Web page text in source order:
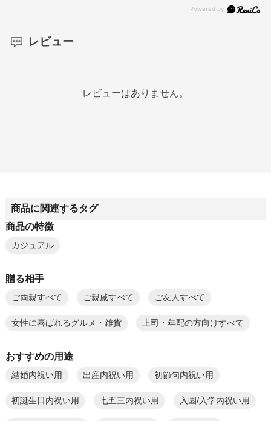
レビュー
レビューはありません。
商品に関連するタグ
商品の特徴
カジュアル
贈る相手
ご両親すべて ご親戚すべて ご友人すべて
女性に喜ばれるグルメ・雑貨 上司・年配の方向けすべて
おすすめの用途
結婚内祝い用 出産内祝い用 初節句内祝い用
初誕生日内祝い用 七五三内祝い用 入園/入学内祝い用